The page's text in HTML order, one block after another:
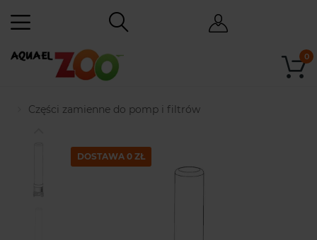
0
Części zamienne do pomp i filtrów
DOSTAWA 0 ZŁ